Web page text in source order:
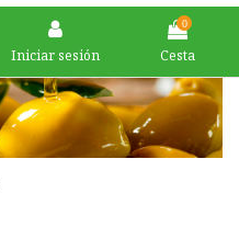
Iniciar sesión
0
Cesta